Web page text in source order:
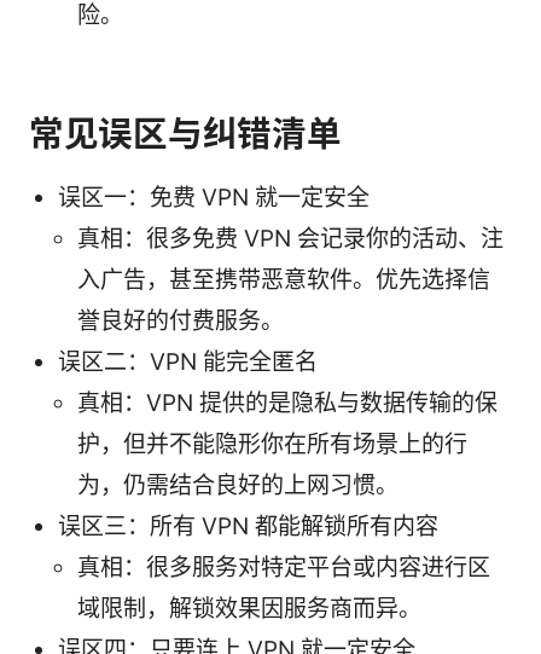
险。
常见误区与纠错清单
误区一：免费 VPN 就一定安全
真相：很多免费 VPN 会记录你的活动、注
入广告，甚至携带恶意软件。优先选择信
誉良好的付费服务。
误区二：VPN 能完全匿名
真相：VPN 提供的是隐私与数据传输的保
护，但并不能隐形你在所有场景上的行
为，仍需结合良好的上网习惯。
误区三：所有 VPN 都能解锁所有内容
真相：很多服务对特定平台或内容进行区
域限制，解锁效果因服务商而异。